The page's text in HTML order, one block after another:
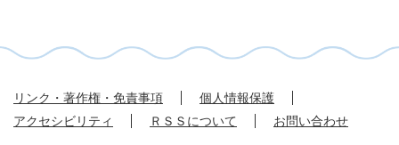
リンク・著作権・免責事項
個人情報保護
アクセシビリティ
ＲＳＳについて お問い合わせ